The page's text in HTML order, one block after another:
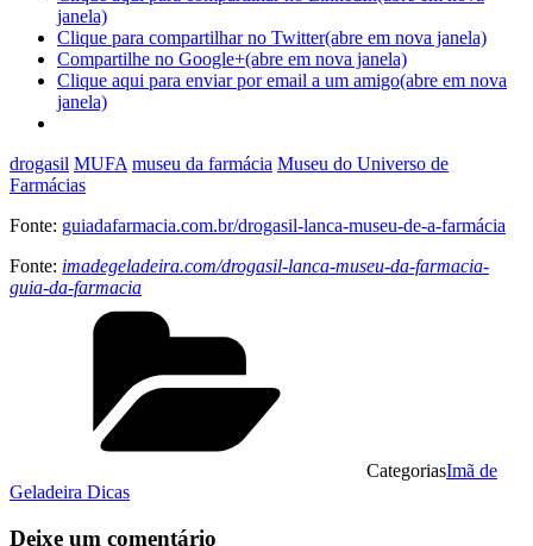
janela)
Clique para compartilhar no Twitter(abre em nova janela)
Compartilhe no Google+(abre em nova janela)
Clique aqui para enviar por email a um amigo(abre em nova
janela)
drogasil MUFA museu da farmácia Museu do Universo de
Farmácias
Fonte: guiadafarmacia.com.br/drogasil-lanca-museu-de-a-farmácia
Fonte: imadegeladeira.com/drogasil-lanca-museu-da-farmacia-
guia-da-farmacia
CategoriasImã de
Geladeira Dicas
Deixe um comentário